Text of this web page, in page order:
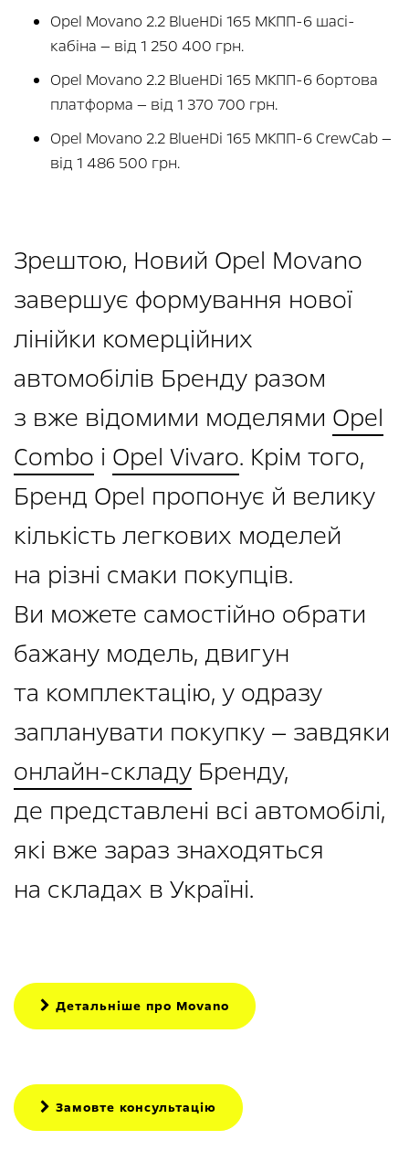
Opel Movano 2.2 BlueHDi 165 МКПП-6 шасі-
кабіна — від 1 250 400 грн.
Opel Movano 2.2 BlueHDi 165 МКПП-6 бортова
платформа — від 1 370 700 грн.
Opel Movano 2.2 BlueHDi 165 МКПП-6 CrewCab —
від 1 486 500 грн.
Зрештою, Новий Opel Movano
завершує формування нової
лінійки комерційних
автомобілів Бренду разом
з вже відомими моделями Opel
Combo і Opel Vivaro. Крім того,
Бренд Opel пропонує й велику
кількість легкових моделей
на різні смаки покупців.
Ви можете самостійно обрати
бажану модель, двигун
та комплектацію, у одразу
запланувати покупку — завдяки
онлайн-складу Бренду,
де представлені всі автомобілі,
які вже зараз знаходяться
на складах в Україні.
Детальніше про Movano
Замовте консультацію